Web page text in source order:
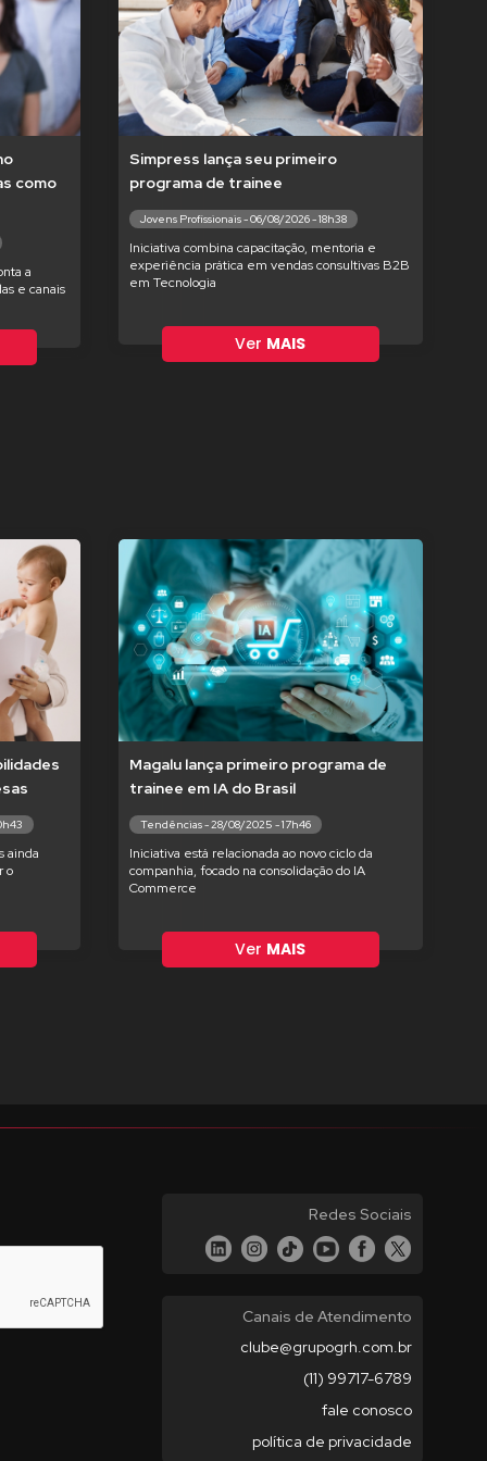
como
a
e canais
Simpress lança seu primeiro
programa de trainee
Jovens Profissionais - 06/08/2026 - 18h38
Iniciativa combina capacitação, mentoria e
experiência prática em vendas consultivas B2B
em Tecnologia
Ver MAIS
ainda
o
Magalu lança primeiro programa de
trainee em IA do Brasil
Tendências - 28/08/2025 - 17h46
Iniciativa está relacionada ao novo ciclo da
companhia, focado na consolidação do IA
Commerce
Ver MAIS
Redes Sociais
Canais de Atendimento
clube@grupogrh.com.br
(11) 99717-6789
fale conosco
política de privacidade